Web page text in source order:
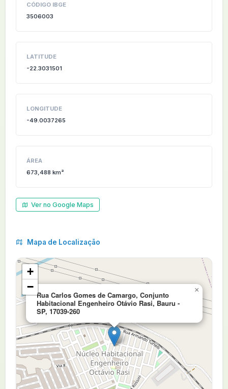
CÓDIGO IBGE
3506003
LATITUDE
-22.3031501
LONGITUDE
-49.0037265
ÁREA
673,488 km²
Ver no Google Maps
Mapa de Localização
Rua Carlos Gomes de Camargo, Conjunto
Habitacional Engenheiro Otávio Rasi, Bauru -
SP, 17039-260
×
+
−